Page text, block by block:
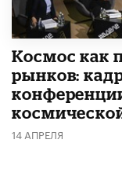
Космос как
рынков:
14 АПРЕЛЯ